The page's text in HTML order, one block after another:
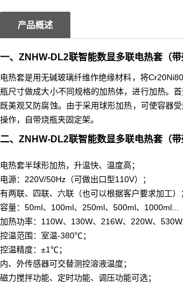
产品概述
一、ZNHW-DL2联智能数显多联电热套（带
电热套是用无碱玻璃纤维作绝缘材料，将
瓶尺寸做成大小不同规格的加热体，进行加热。
既美观又防腐蚀。由于采用球形加热，可使容器
操作，自带烧瓶夹固定架。
二、ZNHW-DL2联智能数显多联电热套（带
电热套半球形加热，升温快、温度高；
电源：220V/50Hz（可做出口型110V）；
有两联、四联、六联（也可以根据客户要求加工）
容量：50ml、100ml、250ml、500ml、1000ml...
加热功率：110W、130W、216W、220W、
控温范围：室温-380℃；
控温精度：±1℃；
内、外传感器可交替测控溶液温度；
磁力搅拌功能、定时功能、调压功能可选；